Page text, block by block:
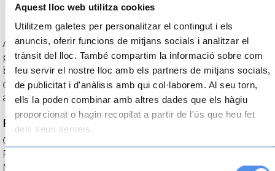
Aquest lloc web utilitza cookies
Utilitzem galetes per personalitzar el contingut i els
anuncis, oferir funcions de mitjans socials i analitzar el
trànsit del lloc. També compartim la informació sobre com
feu servir el nostre lloc amb els partners de mitjans socials,
de publicitat i d'anàlisis amb qui col·laborem. Al seu torn,
ells la poden combinar amb altres dades que els hàgiu
proporcionat o hagin recopilat a partir de l'ús que heu fet
dels seus serveis.
Selecció
Aquí descobriràs el camí de sirga, que es feia servir
per remuntar mercaderies pel riu amb llaüts i
barcasses; les barraques del Delta, on aprendrem
com es construïen i com es vivia del camp i la mar
als pobles del Delta, o els camins de pedra seca.
Patrimoni històric i cultural
Com a patrimoni cultural se celebren anualment la
Festa del Renaixement de Tortosa o la Festa del
Mercat d’Amposta. A la Ràpita la festa Orígens